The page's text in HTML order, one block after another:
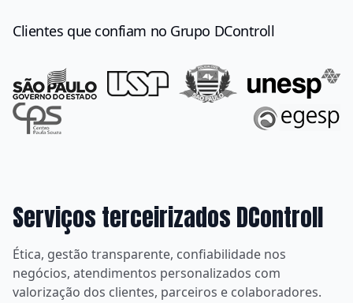
Clientes que confiam no Grupo DControll
Serviços terceirizados DControll
Ética, gestão transparente, confiabilidade nos
negócios, atendimentos personalizados com
valorização dos clientes, parceiros e colaboradores.